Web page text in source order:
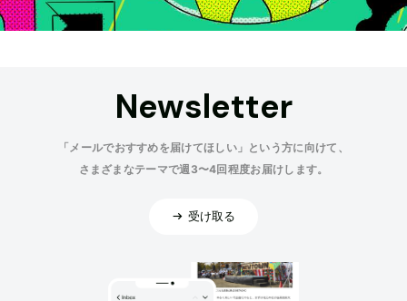
Newsletter
「メールでおすすめを届けてほしい」という方に向けて、
さまざまなテーマで週3〜4回程度お届けします。
受け取る